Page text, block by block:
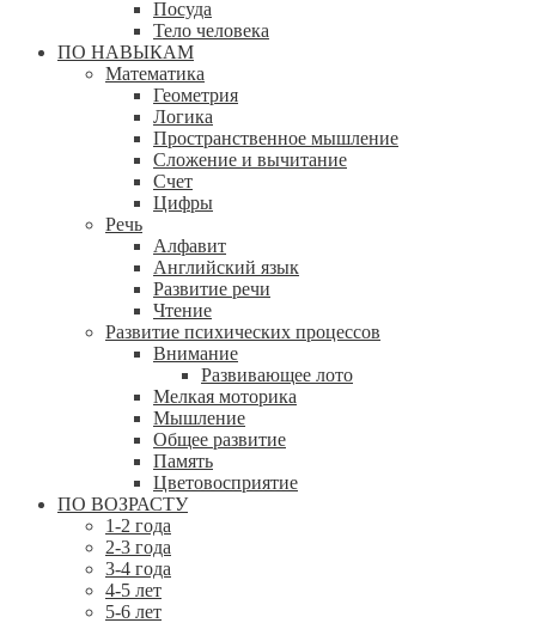
Посуда
Тело человека
ПО НАВЫКАМ
Математика
Геометрия
Логика
Пространственное мышление
Сложение и вычитание
Счет
Цифры
Речь
Алфавит
Английский язык
Развитие речи
Чтение
Развитие психических процессов
Внимание
Развивающее лото
Мелкая моторика
Мышление
Общее развитие
Память
Цветовосприятие
ПО ВОЗРАСТУ
1-2 года
2-3 года
3-4 года
4-5 лет
5-6 лет